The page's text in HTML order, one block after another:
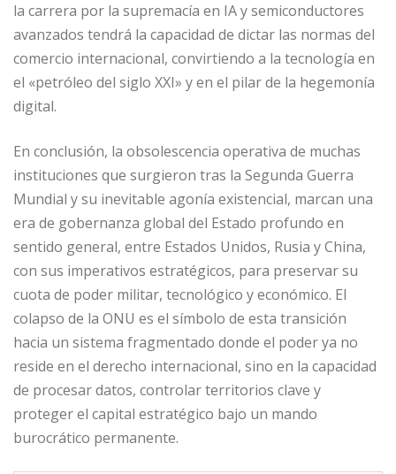
la carrera por la supremacía en IA y semiconductores
avanzados tendrá la capacidad de dictar las normas del
comercio internacional, convirtiendo a la tecnología en
el «petróleo del siglo XXI» y en el pilar de la hegemonía
digital.
En conclusión, la obsolescencia operativa de muchas
instituciones que surgieron tras la Segunda Guerra
Mundial y su inevitable agonía existencial, marcan una
era de gobernanza global del Estado profundo en
sentido general, entre Estados Unidos, Rusia y China,
con sus imperativos estratégicos, para preservar su
cuota de poder militar, tecnológico y económico. El
colapso de la ONU es el símbolo de esta transición
hacia un sistema fragmentado donde el poder ya no
reside en el derecho internacional, sino en la capacidad
de procesar datos, controlar territorios clave y
proteger el capital estratégico bajo un mando
burocrático permanente.